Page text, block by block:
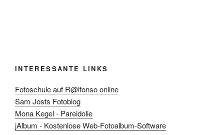
INTERESSANTE LINKS
Fotoschule auf R@lfonso online
Sam Josts Fotoblog
Mona Kegel - Pareidolie
jAlbum - Kostenlose Web-Fotoalbum-Software